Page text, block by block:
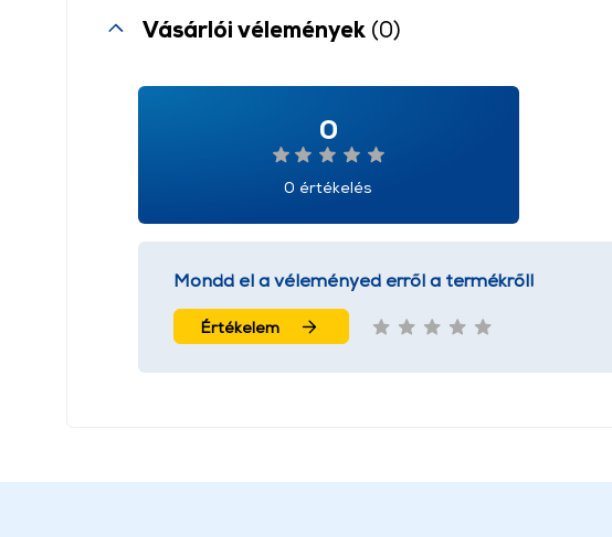
Vásárlói vélemények (0)
0
0 értékelés
Mondd el a véleményed erről a termékről!
Értékelem